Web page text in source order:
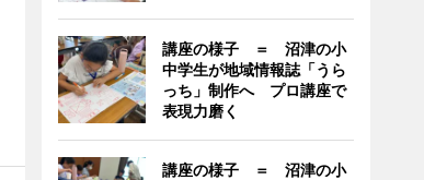
講座の様子 ＝ 沼津の小
中学生が地域情報誌「うら
っち」制作へ プロ講座で
表現力磨く
講座の様子 ＝ 沼津の小